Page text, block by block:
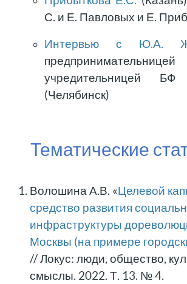
С. и Е. Павловых и Е.
Интервью с Ю.А.
учредительницей БФ
(Челябинск)
Тематические
Волошина А.В. «Целевой
средство развития
инфраструктуры
Москвы (на примере
// Локус: люди, общество,
смыслы. 2022. Т. 13. № 4.